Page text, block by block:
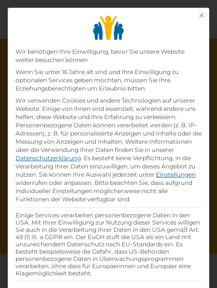
Die Lehrstelle wurde schon
besetzt!
Die LehrstelleLehre KFZ Technikbei
Raiffeisen-Lagerhaus Hollabrunn-Horn eGen
ist schonbesetzt.
Firmenprofil besuchen
Andere Lehrstelle suchen
Mit
Datenschutz-
Wir benötigen Ihre Einwilligung, bevor Sie unsere Website
weiter besuchen können.
Wenn Sie unter 16 Jahre alt sind und Ihre Einwilligung zu
optionalen Services geben möchten, müssen Sie Ihre
Erziehungsberechtigten um Erlaubnis bitten.
Wir verwenden Cookies und andere Technologien auf unserer
Website. Einige von ihnen sind essenziell, während andere uns
helfen, diese Website und Ihre Erfahrung zu verbessern.
Personenbezogene Daten können verarbeitet werden (z. B. IP-
Adressen), z. B. für personalisierte Anzeigen und Inhalte oder die
Messung von Anzeigen und Inhalten. Weitere Informationen
über die Verwendung Ihrer Daten finden Sie in unserer
Datenschutzerklärung. Es besteht keine Verpflichtung, in die
Verarbeitung Ihrer Daten einzuwilligen, um dieses Angebot zu
nutzen. Sie können Ihre Auswahl jederzeit unter Einstellungen
widerrufen oder anpassen. Bitte beachten Sie, dass aufgrund
individueller Einstellungen möglicherweise nicht alle
Funktionen der Website verfügbar sind.
Einige Services verarbeiten personenbezogene Daten in den
USA. Mit Ihrer Einwilligung zur Nutzung dieser Services willigen
Sie auch in die Verarbeitung Ihrer Daten in den USA gemäß Art.
49 (1) lit. a GDPR ein. Der EuGH stuft die USA als ein Land mit
unzureichendem Datenschutz nach EU-Standards ein. Es
besteht beispielsweise die Gefahr, dass US-Behörden
personenbezogene Daten in Überwachungsprogrammen
verarbeiten, ohne dass für Europäerinnen und Europäer eine
Klagemöglichkeit besteht.